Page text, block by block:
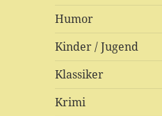
Humor
Kinder / Jugend
Klassiker
Krimi